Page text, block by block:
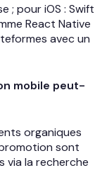
; pour iOS : Swift
React Native
avec un
mobile peut-
organiques
sont
via la recherche